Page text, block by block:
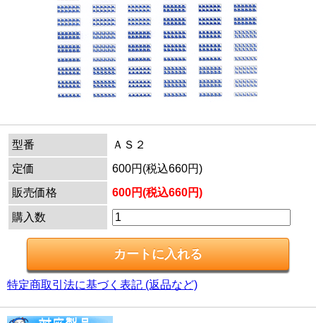
型番
ＡＳ２
定価
600円(税込660円)
販売価格
600円(税込660円)
購入数
特定商取引法に基づく表記 (返品など)